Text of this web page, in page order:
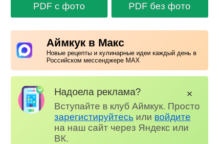
PDF с фото PDF без фото
Аймкук в Макс
Новые рецепты и кулинарные идеи каждый день в
Российском мессенджере MAX
Надоела реклама?
Вступайте в клуб Аймкук. Просто
зарегистируйтесь или войдите
на наш сайт через Яндекс или
ВК.
✕